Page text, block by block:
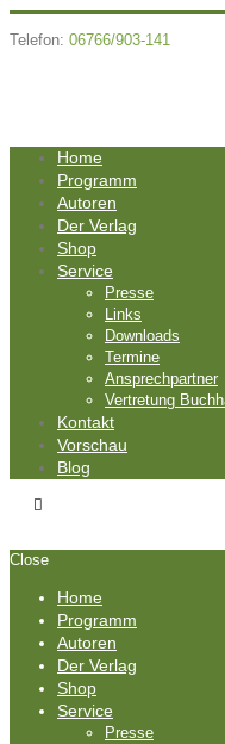
Telefon: 06766/903-141
Home
Programm
Autoren
Der Verlag
Shop
Service
Presse
Links
Downloads
Termine
Ansprechpartner
Vertretung
Kontakt
Vorschau
Blog
Close
Home
Programm
Autoren
Der Verlag
Shop
Service
Presse